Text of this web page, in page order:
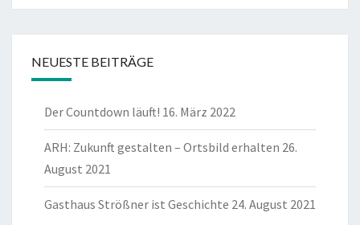
NEUESTE BEITRÄGE
Der Countdown läuft! 16. März 2022
ARH: Zukunft gestalten – Ortsbild erhalten 26.
August 2021
Gasthaus Strößner ist Geschichte 24. August 2021